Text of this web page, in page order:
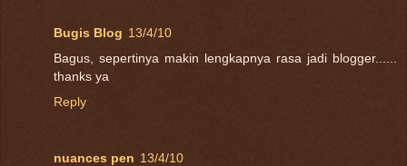
Bugis Blog 13/4/10
Bagus, sepertinya makin lengkapnya rasa jadi blogger......
thanks ya
Reply
nuances pen 13/4/10